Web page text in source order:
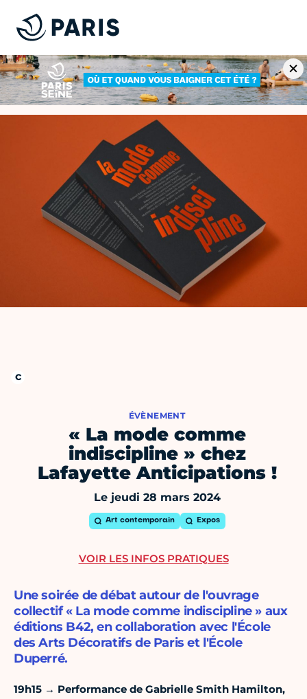
ÉVÈNEMENT
« La mode comme
indiscipline » chez
Lafayette Anticipations !
Le jeudi 28 mars 2024
Art contemporain Expos
Une soirée de débat autour de l'ouvrage
collectif « La mode comme indiscipline » aux
éditions B42, en collaboration avec l'École
des Arts Décoratifs de Paris et l'École
Duperré.
19h15 → Performance de Gabrielle Smith Hamilton,
VOIR LES INFOS PRATIQUES